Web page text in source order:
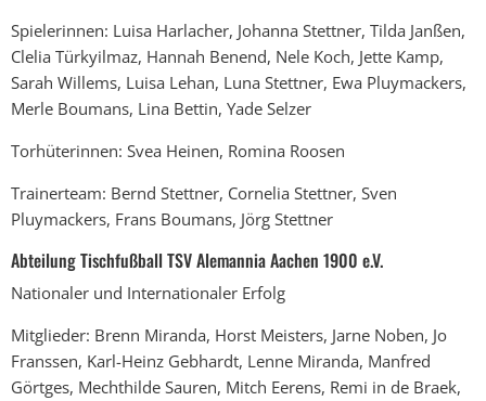
Spielerinnen: Luisa Harlacher, Johanna Stettner, Tilda Janßen,
Clelia Türkyilmaz, Hannah Benend, Nele Koch, Jette Kamp,
Sarah Willems, Luisa Lehan, Luna Stettner, Ewa Pluymackers,
Merle Boumans, Lina Bettin, Yade Selzer
Torhüterinnen: Svea Heinen, Romina Roosen
Trainerteam: Bernd Stettner, Cornelia Stettner, Sven
Pluymackers, Frans Boumans, Jörg Stettner
Abteilung Tischfußball TSV Alemannia Aachen 1900 e.V.
Nationaler und Internationaler Erfolg
Mitglieder: Brenn Miranda, Horst Meisters, Jarne Noben, Jo
Franssen, Karl-Heinz Gebhardt, Lenne Miranda, Manfred
Görtges, Mechthilde Sauren, Mitch Eerens, Remi in de Braek,